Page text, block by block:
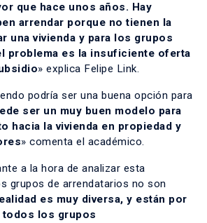
que hace unos años. Hay
arrendar porque no tienen la
una vivienda y para los grupos
problema es la insuficiente oferta
» explica Felipe Link.
podría ser una buena opción para
ser un muy buen modelo para
hacia la vivienda en propiedad y
» comenta el académico.
a la hora de analizar esta
grupos de arrendatarios no son
es muy diversa, y están por
todos los grupos